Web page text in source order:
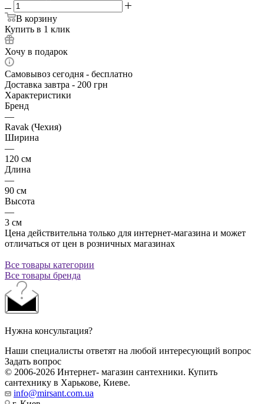
В корзину
Купить в 1 клик
Хочу в подарок
Самовывоз сегодня - бесплатно
Доставка завтра - 200 грн
Характеристики
Бренд
—
Ravak (Чехия)
Ширина
—
120 см
Длина
—
90 см
Высота
—
3 см
Цена действительна только для интернет-магазина и может
отличаться от цен в розничных магазинах
Все товары категории
Все товары бренда
Нужна консультация?
Наши специалисты ответят на любой интересующий вопрос
Задать вопрос
© 2006-2026 Интернет- магазин сантехники. Купить
сантехнику в Харькове, Киеве.
info@mirsant.com.ua